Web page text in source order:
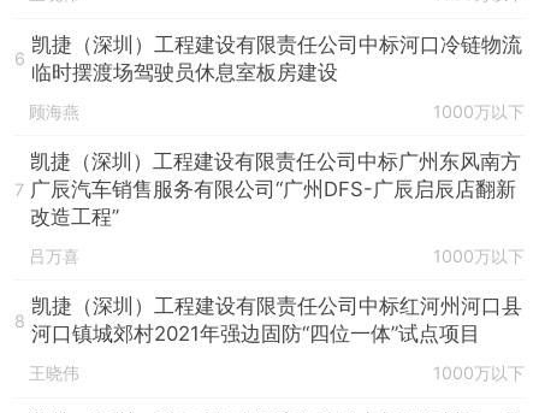
6
凯捷（深圳）工程建设有限责任公司中标河口冷链物流
临时摆渡场驾驶员休息室板房建设
顾海燕 1000万以下
7
凯捷（深圳）工程建设有限责任公司中标广州东风南方
广辰汽车销售服务有限公司“广州DFS-广辰启辰店翻新
改造工程”
吕万喜 1000万以下
8
凯捷（深圳）工程建设有限责任公司中标红河州河口县
河口镇城郊村2021年强边固防“四位一体”试点项目
王晓伟 1000万以下